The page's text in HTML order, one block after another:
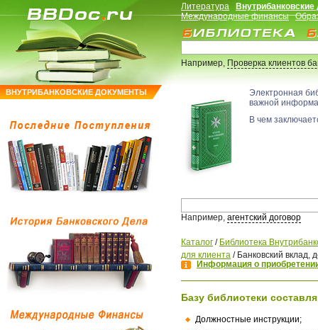
ВНУТРИБАНКОВСКИЕ ДОКУМЕНТЫ
Литература
Международные финансы
Например,Проверка клиентов
Электронная
важной
В чем
Например, агентский договор
Каталог / Библиотека
для клиента / Банковский вклад,
Информация о
Базу библиотеки
Должностные инструкции;